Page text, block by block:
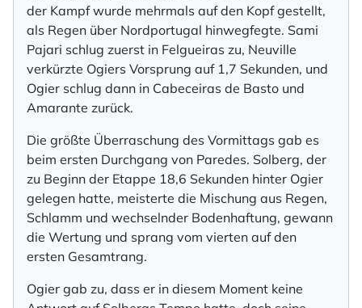
der Kampf wurde mehrmals auf den Kopf gestellt,
als Regen über Nordportugal hinwegfegte. Sami
Pajari schlug zuerst in Felgueiras zu, Neuville
verkürzte Ogiers Vorsprung auf 1,7 Sekunden, und
Ogier schlug dann in Cabeceiras de Basto und
Amarante zurück.
Die größte Überraschung des Vormittags gab es
beim ersten Durchgang von Paredes. Solberg, der
zu Beginn der Etappe 18,6 Sekunden hinter Ogier
gelegen hatte, meisterte die Mischung aus Regen,
Schlamm und wechselnder Bodenhaftung, gewann
die Wertung und sprang vom vierten auf den
ersten Gesamtrang.
Ogier gab zu, dass er in diesem Moment keine